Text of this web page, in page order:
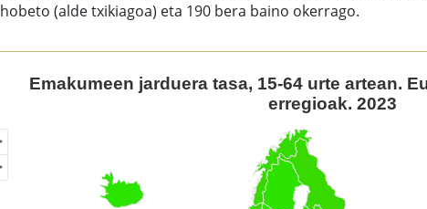
(alde txikiagoa) eta 190 bera baino okerrago.
jarduera tasa, 15-64 urte artean. Euskal Herria eta
of unspecified region with 1 data series.
as data table, Emakumeen jarduera tasa, 15-64 urte artean.
Emakumeen jarduera tasa, 15-64 urte artean.
erregioak. 2023